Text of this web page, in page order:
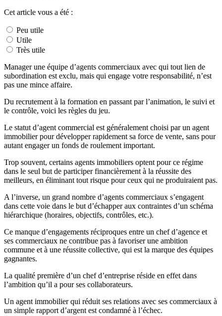
Cet article vous a été :
Peu utile
Utile
Très utile
Manager une équipe d’agents commerciaux avec qui tout lien de
subordination est exclu, mais qui engage votre responsabilité, n’est
pas une mince affaire.
Du recrutement à la formation en passant par l’animation, le suivi et
le contrôle, voici les règles du jeu.
Le statut d’agent commercial est généralement choisi par un agent
immobilier pour développer rapidement sa force de vente, sans pour
autant engager un fonds de roulement important.
Trop souvent, certains agents immobiliers optent pour ce régime
dans le seul but de participer financièrement à la réussite des
meilleurs, en éliminant tout risque pour ceux qui ne produiraient pas.
A l’inverse, un grand nombre d’agents commerciaux s’engagent
dans cette voie dans le but d’échapper aux contraintes d’un schéma
hiérarchique (horaires, objectifs, contrôles, etc.).
Ce manque d’engagements réciproques entre un chef d’agence et
ses commerciaux ne contribue pas à favoriser une ambition
commune et à une réussite collective, qui est la marque des équipes
gagnantes.
La qualité première d’un chef d’entreprise réside en effet dans
l’ambition qu’il a pour ses collaborateurs.
Un agent immobilier qui réduit ses relations avec ses commerciaux à
un simple rapport d’argent est condamné à l’échec.